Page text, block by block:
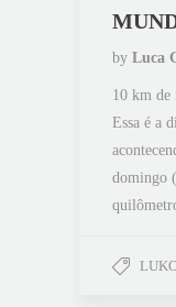
by Luca
10 km de
Essa é a
domingo